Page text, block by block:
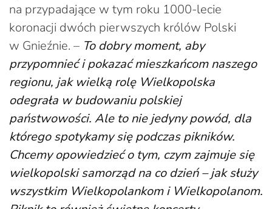
na przypadające w tym roku 1000-lecie
koronacji dwóch pierwszych królów Polski
w Gnieźnie. – To dobry moment, aby
przypomnieć i pokazać mieszkańcom naszego
regionu, jak wielką rolę Wielkopolska
odegrała w budowaniu polskiej
państwowości. Ale to nie jedyny powód, dla
którego spotykamy się podczas pikników.
Chcemy opowiedzieć o tym, czym zajmuje się
wielkopolski samorząd na co dzień – jak służy
wszystkim Wielkopolankom i Wielkopolanom.